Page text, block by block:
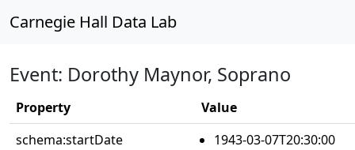
Carnegie Hall Data Lab
Event: Dorothy Maynor, Soprano
Property
Value
schema:startDate
1943-03-07T20:30:00